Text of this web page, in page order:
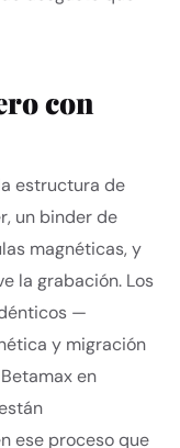
con
estructura de
un binder de
magnéticas, y
la grabación. Los
—
y migración
en
ese proceso que